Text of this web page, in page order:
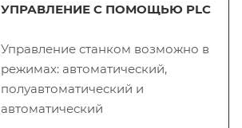
УПРАВЛЕНИЕ С ПОМОЩЬЮ PLC
Управление станком возможно в
режимах: автоматический,
полуавтоматический и
автоматический